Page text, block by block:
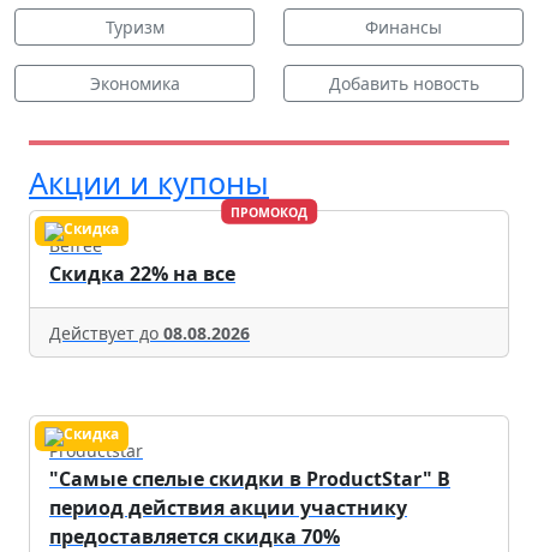
Туризм Финансы
Экономика Добавить новость
Акции и купоны
ПРОМОКОД
Befree
Скидка 22% на все
Действует до 08.08.2026
Productstar
"Самые спелые скидки в ProductStar" В
период действия акции участнику
предоставляется скидка 70%